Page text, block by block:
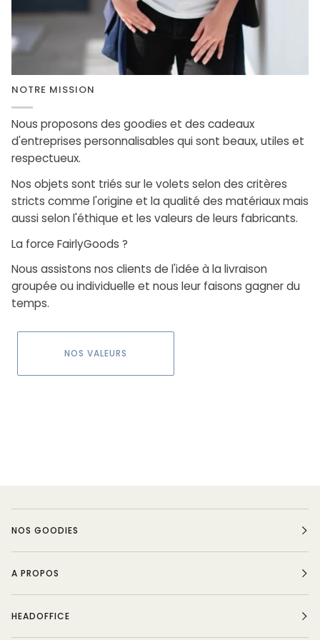
NOTRE MISSION
Nous proposons des goodies et des cadeaux
d'entreprises personnalisables qui sont beaux, utiles et
respectueux.
Nos objets sont triés sur le volets selon des critères
stricts comme l'origine et la qualité des matériaux mais
aussi selon l'éthique et les valeurs de leurs fabricants.
La force FairlyGoods ?
Nous assistons nos clients de l'idée à la livraison
groupée ou individuelle et nous leur faisons gagner du
temps.
NOS VALEURS
NOS GOODIES
A PROPOS
HEADOFFICE